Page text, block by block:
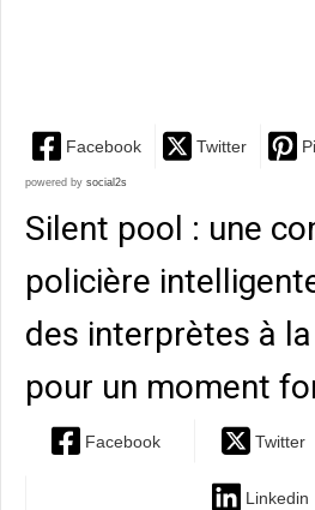
Facebook Twitter
powered by social2s
Silent pool : une
policière
des interprètes à
pour un moment
Facebook Twitter
Linkedin